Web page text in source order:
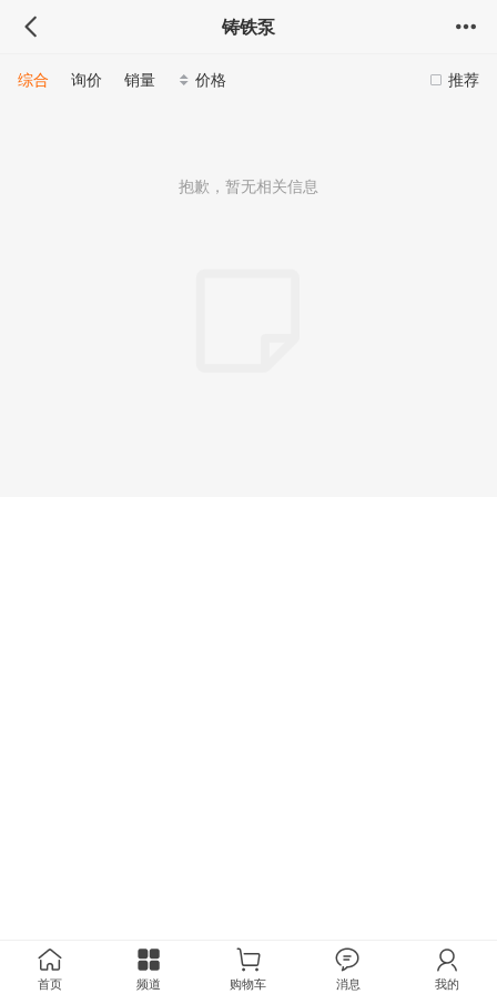
铸铁泵
推荐
综合 询价 销量 价格
抱歉，暂无相关信息
首页 频道 购物车 消息 我的